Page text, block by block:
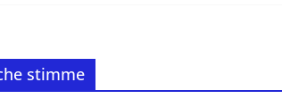
stimme